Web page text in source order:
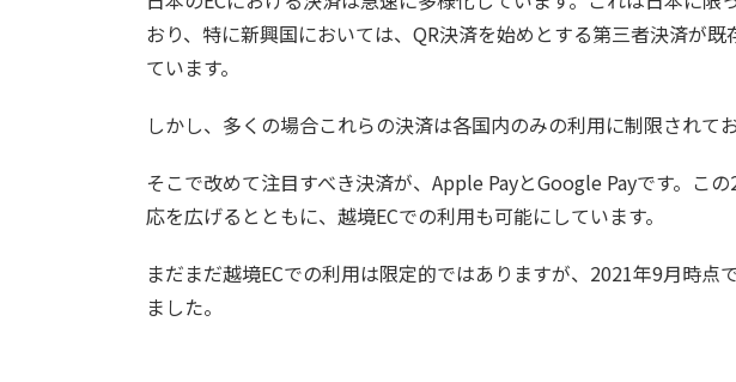
おり、特に新興国においては、QR決済を始めとする第三者決済が
ています。
しかし、多くの場合これらの決済は各国内のみの利用に制限されて
そこで改めて注目すべき決済が、Apple PayとGoogle Payです。こ
応を広げるとともに、越境ECでの利用も可能にしています。
まだまだ越境ECでの利用は限定的ではありますが、2021年9月時点
ました。